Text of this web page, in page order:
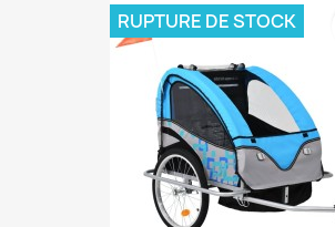
RUPTURE DE STOCK